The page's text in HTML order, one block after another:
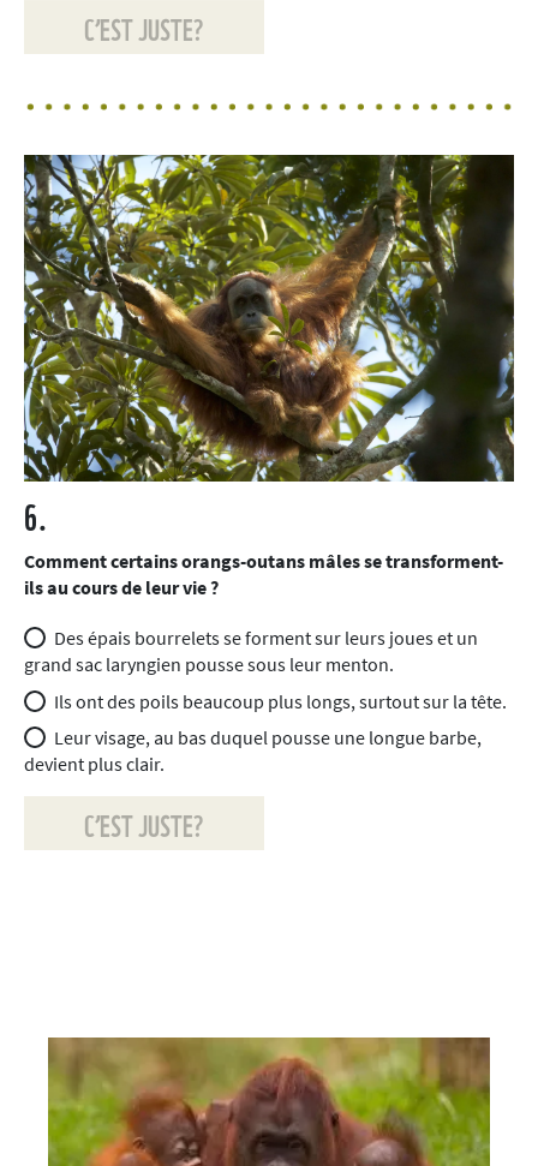
C’EST JUSTE?
6.
Comment certains orangs-outans mâles se transforment-
ils au cours de leur vie ?
Des épais bourrelets se forment sur leurs joues et un
grand sac laryngien pousse sous leur menton.
Ils ont des poils beaucoup plus longs, surtout sur la tête.
Leur visage, au bas duquel pousse une longue barbe,
devient plus clair.
C’EST JUSTE?